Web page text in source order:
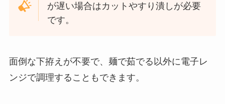
が遅い場合はカットやすり潰しが必要
です。
面倒な下拵えが不要で、麺で茹でる以外に電子レ
ンジで調理することもできます。